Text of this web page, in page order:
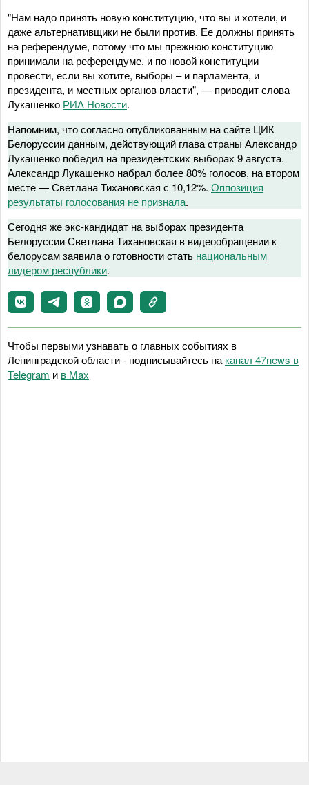
"Нам надо принять новую конституцию, что вы и хотели, и
даже альтернативщики не были против. Ее должны принять
на референдуме, потому что мы прежнюю конституцию
принимали на референдуме, и по новой конституции
провести, если вы хотите, выборы – и парламента, и
президента, и местных органов власти", — приводит слова
Лукашенко РИА Новости.
Напомним, что согласно опубликованным на сайте ЦИК
Белоруссии данным, действующий глава страны Александр
Лукашенко победил на президентских выборах 9 августа.
Александр Лукашенко набрал более 80% голосов, на втором
месте — Светлана Тихановская с 10,12%. Оппозиция
результаты голосования не признала.
Сегодня же экс-кандидат на выборах президента
Белоруссии Светлана Тихановская в видеообращении к
белорусам заявила о готовности стать национальным
лидером республики.
Чтобы первыми узнавать о главных событиях в
Ленинградской области - подписывайтесь на канал 47news в
Telegram и в Maх